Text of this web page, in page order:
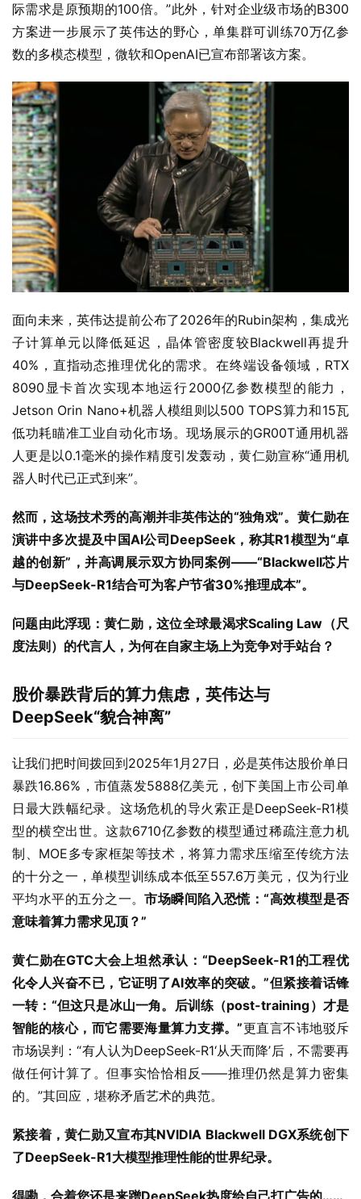
际需求是原预期的100倍。”此外，针对企业级市场的B300
方案进一步展示了英伟达的野心，单集群可训练70万亿参
数的多模态模型，微软和OpenAI已宣布部署该方案。
面向未来，英伟达提前公布了2026年的Rubin架构，集成光
子计算单元以降低延迟，晶体管密度较Blackwell再提升
40%，直指动态推理优化的需求。在终端设备领域，RTX
8090显卡首次实现本地运行2000亿参数模型的能力，
Jetson Orin Nano+机器人模组则以500 TOPS算力和15瓦
低功耗瞄准工业自动化市场。现场展示的GR00T通用机器
人更是以0.1毫米的操作精度引发轰动，黄仁勋宣称“通用机
器人时代已正式到来”。
然而，这场技术秀的高潮并非英伟达的“独角戏”。黄仁勋在
演讲中多次提及中国AI公司DeepSeek，称其R1模型为“卓
越的创新”，并高调展示双方协同案例——“Blackwell芯片
与DeepSeek-R1结合可为客户节省30%推理成本”。
问题由此浮现：黄仁勋，这位全球最渴求Scaling Law（尺
度法则）的代言人，为何在自家主场上为竞争对手站台？
股价暴跌背后的算力焦虑，英伟达与
DeepSeek“貌合神离”
让我们把时间拨回到2025年1月27日，必是英伟达股价单日
暴跌16.86%，市值蒸发5888亿美元，创下美国上市公司单
日最大跌幅纪录。这场危机的导火索正是DeepSeek-R1模
型的横空出世。这款6710亿参数的模型通过稀疏注意力机
制、MOE多专家框架等技术，将算力需求压缩至传统方法
的十分之一，单模型训练成本低至557.6万美元，仅为行业
平均水平的五分之一。市场瞬间陷入恐慌：“高效模型是否
意味着算力需求见顶？”
黄仁勋在GTC大会上坦然承认：“DeepSeek-R1的工程优
化令人兴奋不已，它证明了AI效率的突破。”但紧接着话锋
一转：“但这只是冰山一角。后训练（post-training）才是
智能的核心，而它需要海量算力支撑。”更直言不讳地驳斥
市场误判：“有人认为DeepSeek-R1‘从天而降’后，不需要再
做任何计算了。但事实恰恰相反——推理仍然是算力密集
的。”其回应，堪称矛盾艺术的典范。
紧接着，黄仁勋又宣布其NVIDIA Blackwell DGX系统创下
了DeepSeek-R1大模型推理性能的世界纪录。